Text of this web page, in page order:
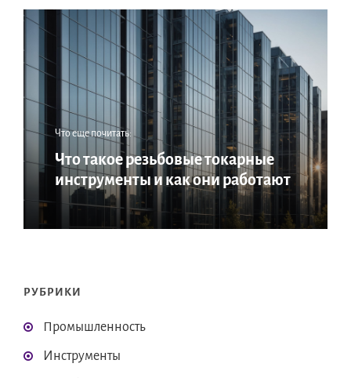
Что еще почитать:
Что такое резьбовые токарные
инструменты и как они работают
РУБРИКИ
Промышленность
Инструменты